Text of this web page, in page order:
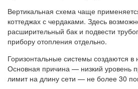
Вертикальная схема чаще
коттеджах с чердаками. Здесь
расширительный бак и подвести
прибору отопления отдельно.
Горизонтальные системы создаются
Основная причина — низкий уровень
лимит на длину сети — не более 30